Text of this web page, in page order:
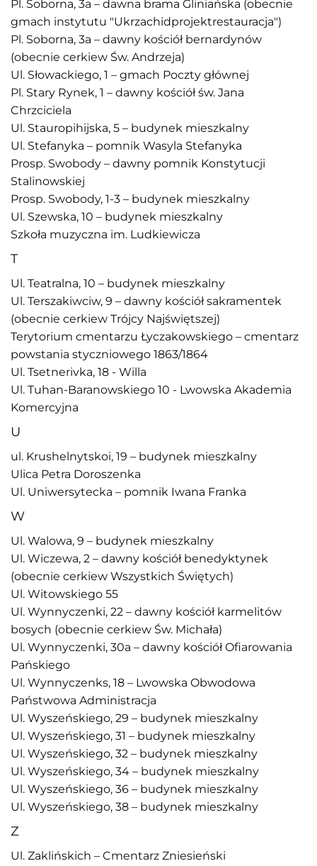
Pl. Soborna, 3a – dawna brama Gliniańska (obecnie
gmach instytutu "Ukrzachidprojektrestauracja")
Pl. Soborna, 3a – dawny kościół bernardynów
(obecnie cerkiew Św. Andrzeja)
Ul. Słowackiego, 1 – gmach Poczty głównej
Pl. Stary Rynek, 1 – dawny kościół św. Jana
Chrzciciela
Ul. Stauropihijska, 5 – budynek mieszkalny
Ul. Stefanyka – pomnik Wasyla Stefanyka
Prosp. Swobody – dawny pomnik Konstytucji
Stalinowskiej
Prosp. Swobody, 1-3 – budynek mieszkalny
Ul. Szewska, 10 – budynek mieszkalny
Szkoła muzyczna im. Ludkiewicza
T
Ul. Teatralna, 10 – budynek mieszkalny
Ul. Terszakiwciw, 9 – dawny kościół sakramentek
(obecnie cerkiew Trójcy Najświętszej)
Terytorium cmentarzu Łyczakowskiego – cmentarz
powstania styczniowego 1863/1864
Ul. Tsetnerivka, 18 - Willa
Ul. Tuhan-Baranowskiego 10 - Lwowska Akademia
Komercyjna
U
ul. Krushelnytskoi, 19 – budynek mieszkalny
Ulica Petra Doroszenka
Ul. Uniwersytecka – pomnik Iwana Franka
W
Ul. Walowa, 9 – budynek mieszkalny
Ul. Wiczewa, 2 – dawny kościół benedyktynek
(obecnie cerkiew Wszystkich Świętych)
Ul. Witowskiego 55
Ul. Wynnyczenki, 22 – dawny kościół karmelitów
bosych (obecnie cerkiew Św. Michała)
Ul. Wynnyczenki, 30a – dawny kościół Ofiarowania
Pańskiego
Ul. Wynnyczenks, 18 – Lwowska Obwodowa
Państwowa Administracja
Ul. Wyszeńskiego, 29 – budynek mieszkalny
Ul. Wyszeńskiego, 31 – budynek mieszkalny
Ul. Wyszeńskiego, 32 – budynek mieszkalny
Ul. Wyszeńskiego, 34 – budynek mieszkalny
Ul. Wyszeńskiego, 36 – budynek mieszkalny
Ul. Wyszeńskiego, 38 – budynek mieszkalny
Z
Ul. Zaklińskich – Cmentarz Zniesieński